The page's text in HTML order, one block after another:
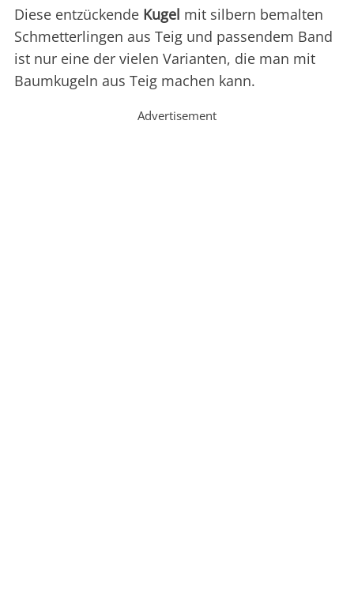
Diese entzückende Kugel mit silbern bemalten
Schmetterlingen aus Teig und passendem Band
ist nur eine der vielen Varianten, die man mit
Baumkugeln aus Teig machen kann.
Advertisement